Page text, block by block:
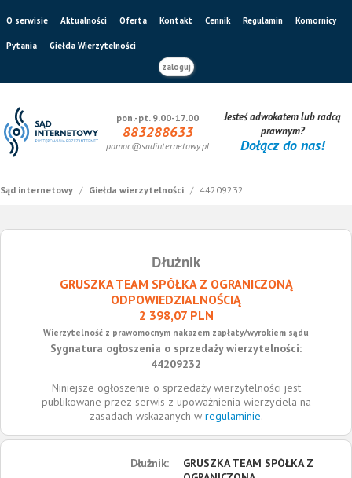
O serwisie Aktualności Oferta Kontakt Cennik Regulamin Komornicy
Pytania
Giełda Wierzytelności
zaloguj
pon.-pt. 9.00-17.00
883288633
pomoc@sadinternetowy.pl
Jesteś adwokatem lub radcą
prawnym?
Dołącz do nas!
Sąd internetowy / Giełda wierzytelności / 44209232
Dłużnik
GRUSZKA TEAM SPÓŁKA Z OGRANICZONĄ
ODPOWIEDZIALNOŚCIĄ
2 398,07 PLN
Wierzytelność z prawomocnym nakazem zapłaty/wyrokiem sądu
Sygnatura ogłoszenia o sprzedaży wierzytelności:
44209232
Niniejsze ogłoszenie o sprzedaży wierzytelności jest
publikowane przez serwis z upoważnienia wierzyciela na
zasadach wskazanych w regulaminie.
Dłużnik:
GRUSZKA TEAM SPÓŁKA Z